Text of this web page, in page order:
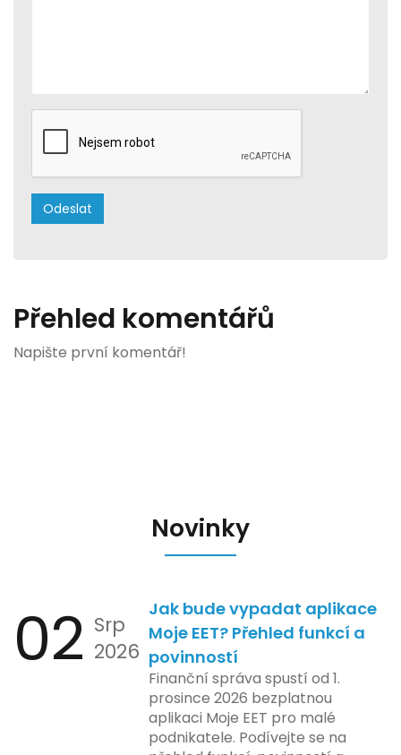
Přehled komentářů
Napište první komentář!
Novinky
02 Srp
2026
Jak bude vypadat aplikace
Moje EET? Přehled funkcí a
povinností
Finanční správa spustí od 1.
prosince 2026 bezplatnou
aplikaci Moje EET pro malé
podnikatele. Podívejte se na